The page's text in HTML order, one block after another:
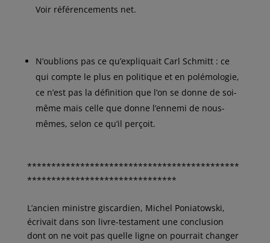
Voir référencements net.
N’oublions pas ce qu’expliquait Carl Schmitt : ce
qui compte le plus en politique et en polémologie,
ce n’est pas la définition que l’on se donne de soi-
même mais celle que donne l’ennemi de nous-
mêmes, selon ce qu’il perçoit.
********************************************
*******************************
L’ancien ministre giscardien, Michel Poniatowski,
écrivait dans son livre-testament une conclusion
dont on ne voit pas quelle ligne on pourrait changer